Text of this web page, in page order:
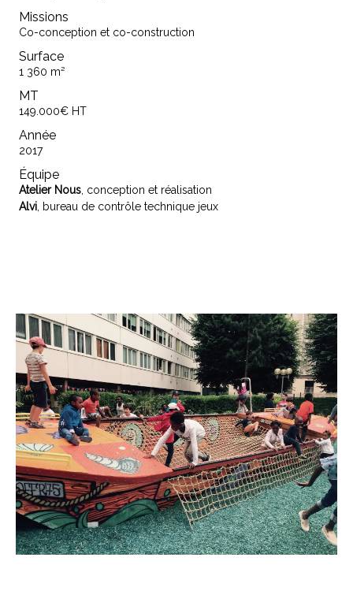
Missions
Co-conception et co-construction
Surface
1 360 m²
MT
149.000€ HT
Année
2017
Équipe
Atelier Nous , conception et réalisation
Alvi , bureau de contrôle technique jeux